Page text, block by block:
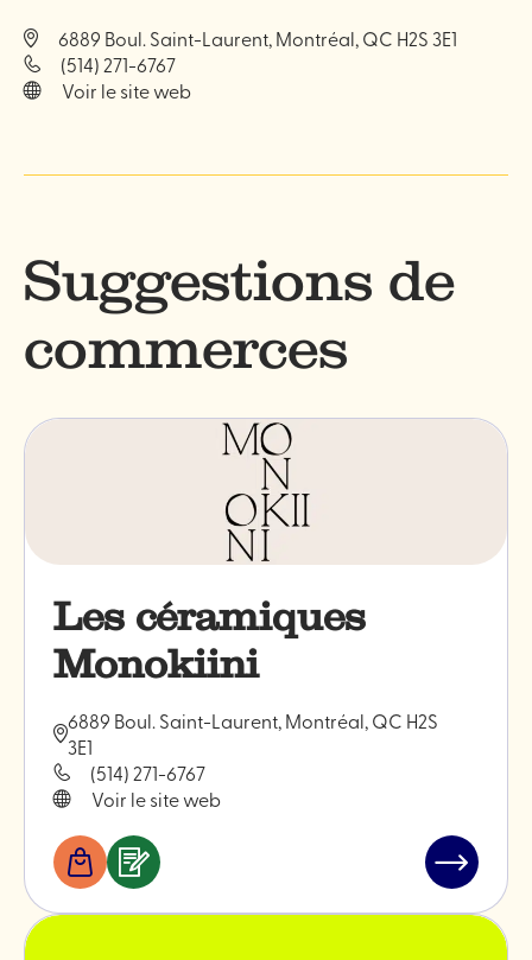
6889 Boul. Saint-Laurent, Montréal, QC H2S 3E1
(514) 271-6767
Voir le site web
Suggestions de
commerces
Les céramiques
Monokiini
6889 Boul. Saint-Laurent, Montréal, QC H2S
3E1
(514) 271-6767
Voir le site web
BoutiquesServices
Lire
l'article
"Les